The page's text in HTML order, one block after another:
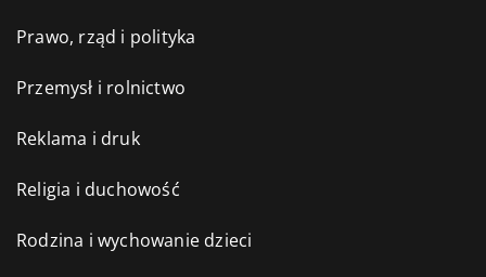
Prawo, rząd i polityka
Przemysł i rolnictwo
Reklama i druk
Religia i duchowość
Rodzina i wychowanie dzieci